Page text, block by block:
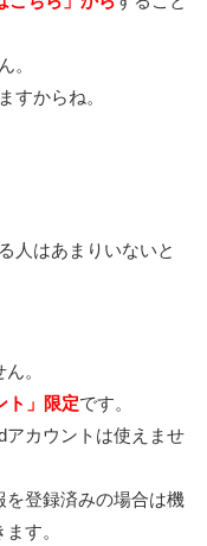
。
すからね。
人はあまりいないと
。
ト」限定です。
アカウントは使えませ
を登録済みの場合は機
す。